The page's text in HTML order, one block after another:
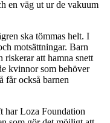
en väg ut ur de vakuum
ska tömmas helt. I
motsättningar. Barn
riskerar att hamna snett
kvinnor som behöver
får också barnen
har Loza Foundation